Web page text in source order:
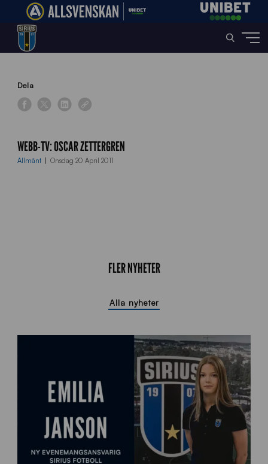
Home»
Dela
WEBB-TV: OSCAR ZETTERGREN
Allmänt Onsdag 20 April 2011
FLER NYHETER
Alla nyheter